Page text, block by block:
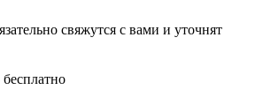
свяжутся с вами и уточнят